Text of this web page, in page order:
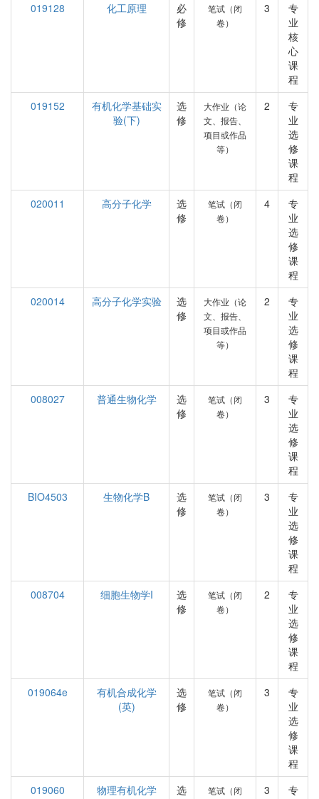
019128
化工原理
必
修
笔试（闭
卷）
3
专
业
核
心
课
程
019152
有机化学基础实
验(下)
选
修
大作业（论
文、报告、
项目或作品
等）
2
专
业
选
修
课
程
020011
高分子化学
选
修
笔试（闭
卷）
4
专
业
选
修
课
程
020014
高分子化学实验
选
修
大作业（论
文、报告、
项目或作品
等）
2
专
业
选
修
课
程
008027
普通生物化学
选
修
笔试（闭
卷）
3
专
业
选
修
课
程
BIO4503
生物化学B
选
修
笔试（闭
卷）
3
专
业
选
修
课
程
008704
细胞生物学I
选
修
笔试（闭
卷）
2
专
业
选
修
课
程
019064e
有机合成化学
(英)
选
修
笔试（闭
卷）
3
专
业
选
修
课
程
019060
物理有机化学
选
笔试（闭
3
专